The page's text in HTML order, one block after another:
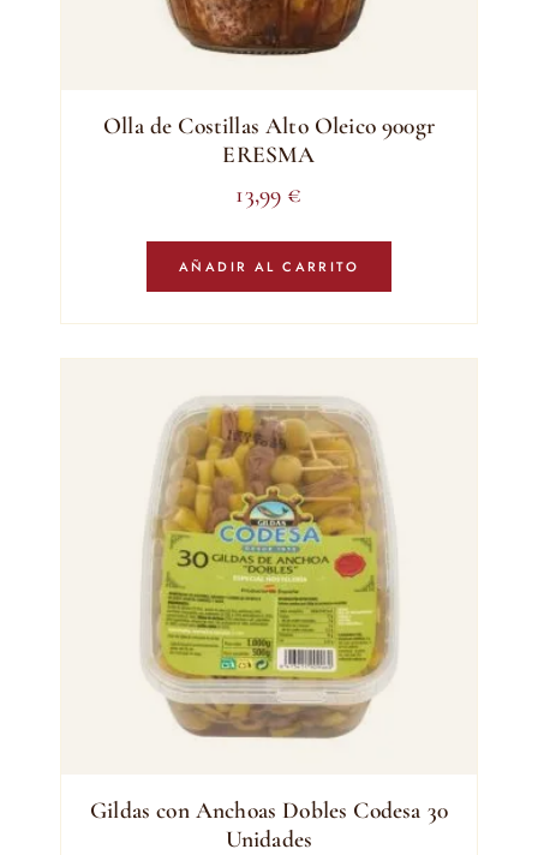
Olla de Costillas Alto Oleico 900gr
ERESMA
13,99 €
AÑADIR AL CARRITO
Gildas con Anchoas Dobles Codesa 30
Unidades